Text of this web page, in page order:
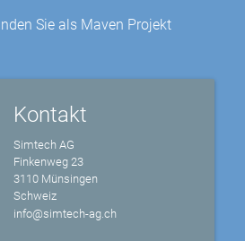
Sie als Maven Projekt
Kontakt
Simtech AG
Finkenweg 23
3110 Münsingen
Schweiz
info@simtech-ag.ch